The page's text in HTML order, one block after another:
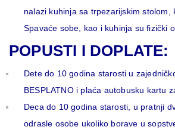
nalazi kuhinja sa trpezarijskim stolom,
Spavaće sobe, kao i kuhinja su fizički
POPUSTI I DOPLATE:
Dete do 10 godina starosti u
BESPLATNO i plaća autobusku kartu
Deca do 10 godina starosti, u pratnji
odrasle osobe ukoliko borave u